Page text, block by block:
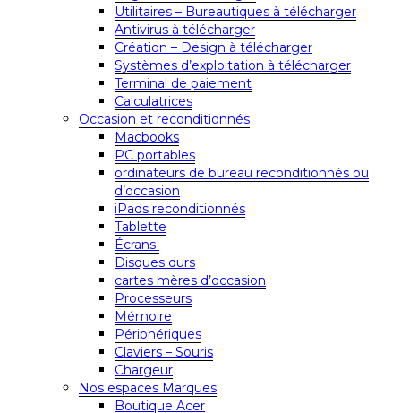
Utilitaires – Bureautiques à télécharger
Antivirus à télécharger
Création – Design à télécharger
Systèmes d’exploitation à télécharger
Terminal de paiement
Calculatrices
Occasion et reconditionnés
Macbooks
PC portables
ordinateurs de bureau reconditionnés ou
d’occasion
iPads reconditionnés
Tablette
Écrans
Disques durs
cartes mères d’occasion
Processeurs
Mémoire
Périphériques
Claviers – Souris
Chargeur
Nos espaces Marques
Boutique Acer